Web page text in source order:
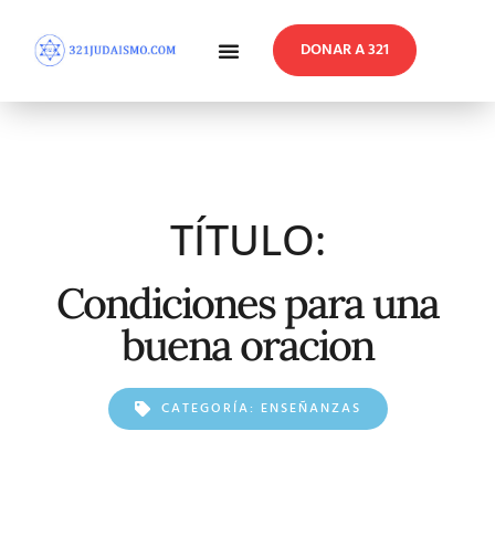
DONAR A 321
TÍTULO:
Condiciones para una
buena oracion
CATEGORÍA: ENSEÑANZAS